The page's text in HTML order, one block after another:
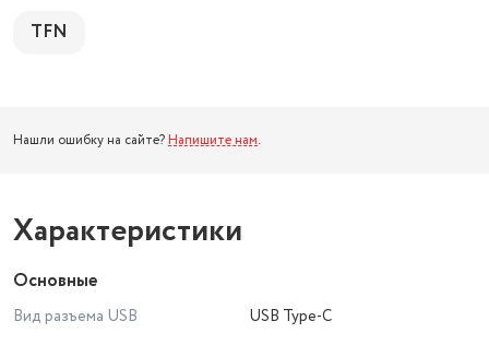
TFN
Нашли ошибку на сайте? Напишите нам.
Характеристики
Основные
Вид разъема USB
USB Type-C